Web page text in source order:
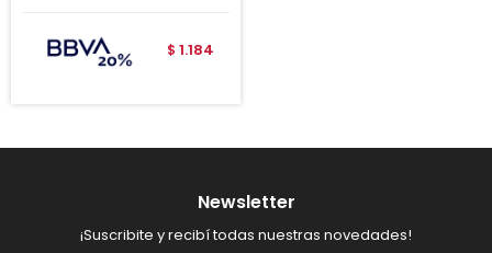
$ 1.184
Newsletter
¡Suscribite y recibí todas nuestras novedades!